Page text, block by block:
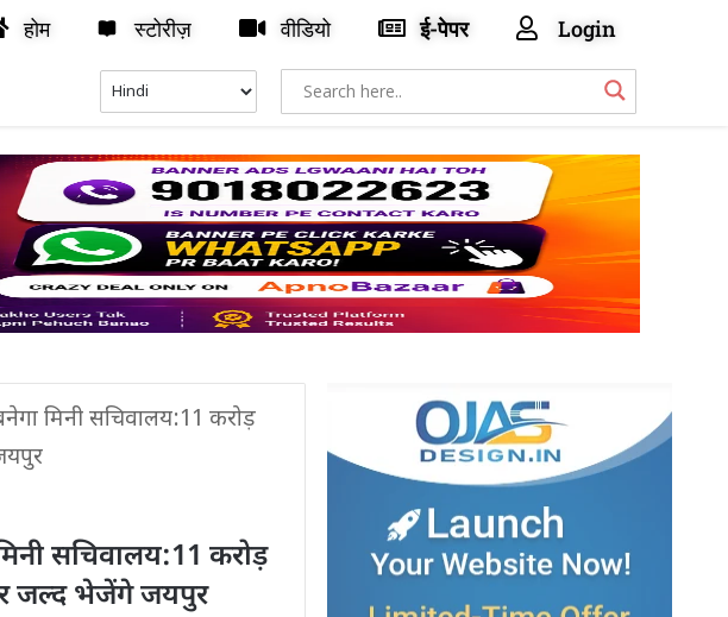
होम स्टोरीज़ वीडियो ई-पेपर Login
मिनी सचिवालय:11 करोड़
सचिवालय:11 करोड़
जल्द भेजेंगे जयपुर